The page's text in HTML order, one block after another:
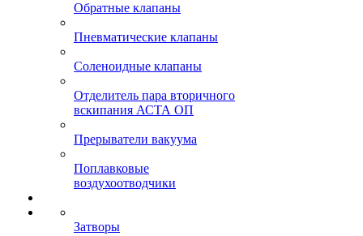
Обратные клапаны
Пневматические клапаны
Соленоидные клапаны
Отделитель пара вторичного
вскипания АСТА ОП
Прерыватели вакуума
Поплавковые
воздухоотводчики
Затворы